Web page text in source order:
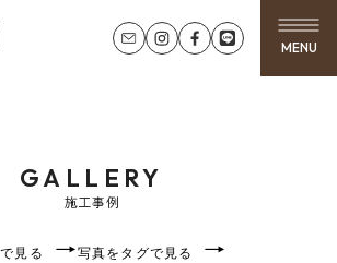
MENU
GALLERY
施工事例
見る 写真をタグで見る